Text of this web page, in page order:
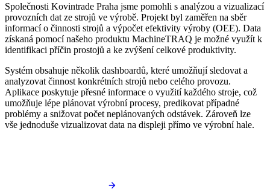
Společnosti Kovintrade Praha jsme pomohli s analýzou a vizualizací
provozních dat ze strojů ve výrobě. Projekt byl zaměřen na sběr
informací o činnosti strojů a výpočet efektivity výroby (OEE). Data
získaná pomocí našeho produktu MachineTRAQ je možné využít k
identifikaci příčin prostojů a ke zvýšení celkové produktivity.
Systém obsahuje několik dashboardů, které umožňují sledovat a
analyzovat činnost konkrétních strojů nebo celého provozu.
Aplikace poskytuje přesné informace o využití každého stroje, což
umožňuje lépe plánovat výrobní procesy, predikovat případné
problémy a snižovat počet neplánovaných odstávek. Zároveň lze
vše jednoduše vizualizovat data na displeji přímo ve výrobní hale.